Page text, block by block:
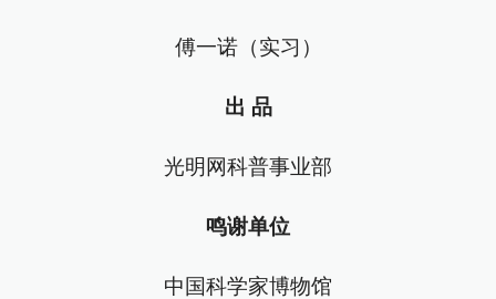
傅一诺（实习）
出 品
光明网科普事业部
鸣谢单位
中国科学家博物馆